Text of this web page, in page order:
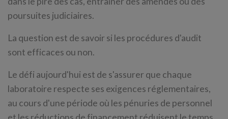
poursuites judiciaires.
La question est de savoir si les procédures d'audit
sont efficaces ou non.
Le défi aujourd'hui est de s'assurer que chaque
laboratoire respecte ses exigences réglementaires,
au cours d'une période où les pénuries de personnel